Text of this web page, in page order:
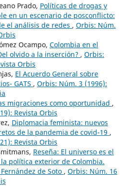
Prado, Políticas de drogas y
en un escenario de posconflicto:
el análisis de redes , Orbis: Núm.
Ocampo, Colombia en el
olvido a la inserción? , Orbis:
Orbis
El Acuerdo General sobre
GATS , Orbis: Núm. 3 (1996):
migraciones como oportunidad ,
Revista Orbis
Diplomacia feminista: nuevos
de la pandemia de covid-19 ,
Revista Orbis
Reseña: El universo es el
política exterior de Colombia.
de Soto , Orbis: Núm. 16